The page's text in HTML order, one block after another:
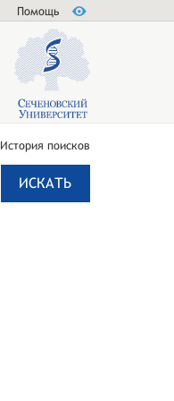
Помощь
История поисков